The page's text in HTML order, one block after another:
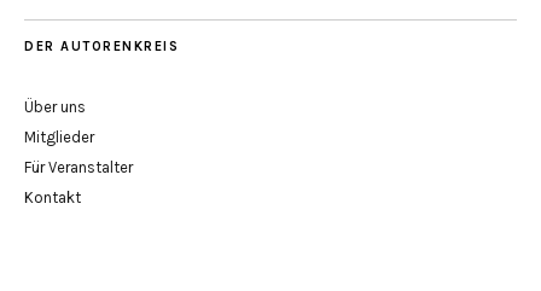
DER AUTORENKREIS
Über uns
Mitglieder
Für Veranstalter
Kontakt